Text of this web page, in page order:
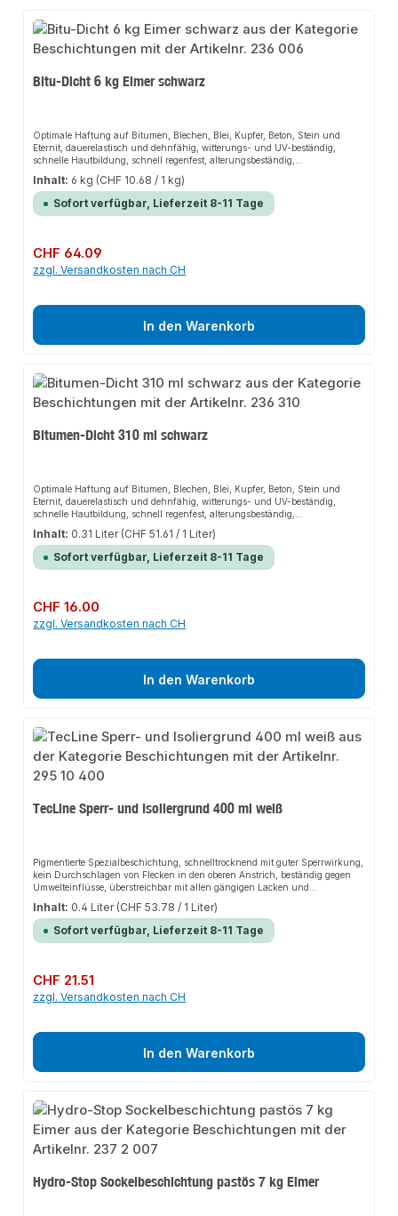
Bitu-Dicht 6 kg Eimer schwarz
Optimale Haftung auf Bitumen, Blechen, Blei, Kupfer, Beton, Stein und
Eternit, dauerelastisch und dehnfähig, witterungs- und UV-beständig,
schnelle Hautbildung, schnell regenfest, alterungsbeständig,
temperaturbeständig, spachtel- und verstreichbar,
siliconfrei.Verarbeitungsvorteileauch für regennasse Untergründe, für
normale Kartuschenpressen, kein Erhitzen notwendig - kalt verarbeitbar,
hohe Haftfähigkeit.Anwendungsbereichezum Ausfugen von Anschlüssen
“Notreparaturen”.
Inhalt: 6 kg (CHF 10.68 / 1 kg)
Sofort verfügbar, Lieferzeit 8-11 Tage
Regulärer Preis:
CHF 64.09
zzgl. Versandkosten nach CH
In den Warenkorb
Bitumen-Dicht 310 ml schwarz
Optimale Haftung auf Bitumen, Blechen, Blei, Kupfer, Beton, Stein und
Eternit, dauerelastisch und dehnfähig, witterungs- und UV-beständig,
schnelle Hautbildung, schnell regenfest, alterungsbeständig,
temperaturbeständig, spachtel- und verstreichbar,
siliconfrei.Verarbeitungsvorteileauch für regennasse Untergründe, für
normale Kartuschenpressen, kein Erhitzen notwendig - kalt verarbeitbar,
hohe Haftfähigkeit.Anwendungsbereichezum Ausfugen von Anschlüssen
“Notreparaturen”.
Inhalt: 0.31 Liter (CHF 51.61 / 1 Liter)
Sofort verfügbar, Lieferzeit 8-11 Tage
Regulärer Preis:
CHF 16.00
zzgl. Versandkosten nach CH
In den Warenkorb
TecLine Sperr- und Isoliergrund 400 ml weiß
Pigmentierte Spezialbeschichtung, schnelltrocknend mit guter Sperrwirkung,
kein Durchschlagen von Flecken in den oberen Anstrich, beständig gegen
Umwelteinflüsse, überstreichbar mit allen gängigen Lacken und
Dispersionsfarben, vergilbungsbeständig.Verarbeitungsvorteilegute
Dosierbarkeit und gezieltes Auftragen, universell einsetzbar, innen und
außen anwendbar.Anwendungsbereichefür Anstrich- und
Renovierungsarbeiten, zur Isolierung von Wasser-, Ruß-, Rauch-, Nikotin-,
Faserzementplatten, Porenbeton und Hartfaserplatten.
Inhalt: 0.4 Liter (CHF 53.78 / 1 Liter)
Sofort verfügbar, Lieferzeit 8-11 Tage
Regulärer Preis:
CHF 21.51
zzgl. Versandkosten nach CH
In den Warenkorb
Hydro-Stop Sockelbeschichtung pastös 7 kg Eimer